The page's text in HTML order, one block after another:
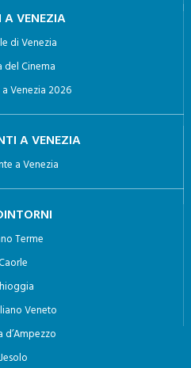
A VENEZIA
di Venezia
del Cinema
Venezia 2026
A VENEZIA
a Venezia
Terme
Veneto
d’Ampezzo
Jesolo